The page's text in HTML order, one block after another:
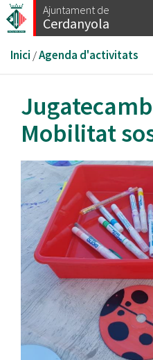
Vés
al
Ajuntament de
Cerdanyola
Esteu
aquí
Inici /Agenda d'activitats
Mobilitat